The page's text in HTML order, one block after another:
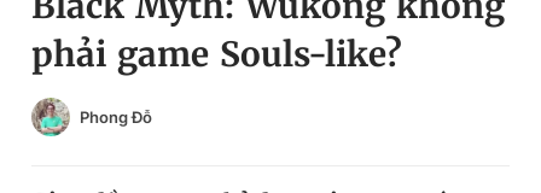
Chuyên mục khác
Chào ngày mới
Tin thị trường
Tin đã lưu
Tin đã xem
phải game Souls-like?
Phong Đỗ